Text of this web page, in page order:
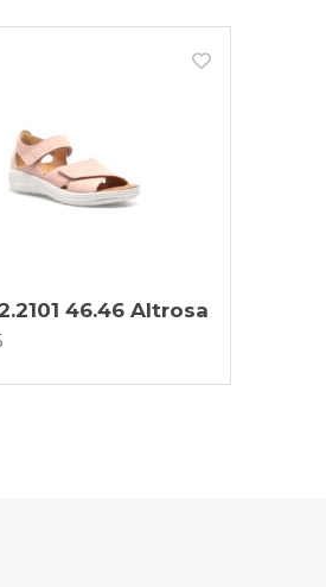
46.46 Altrosa